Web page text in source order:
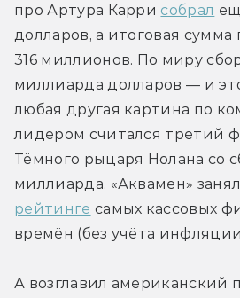
про Артура Карри собрал
долларов, а итоговая
316 миллионов. По миру
миллиарда долларов — и
любая другая картина по
лидером считался третий
Тёмного рыцаря Нолана со
миллиарда. «Аквамен»
рейтинге самых кассовых
времён (без учёта
А возглавил американский